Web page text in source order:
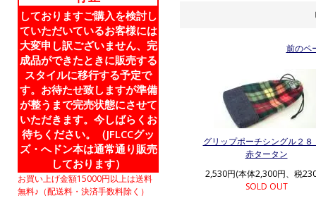
前のペ
グリップポーチシングル２８
赤タータン
2,530円(本体2,300円、税
SOLD OUT
しておりますご購入を検討し
ていただいているお客様には
大変申し訳ございません、完
成品ができたときに販売する
スタイルに移行する予定で
す。お待たせ致しますが準備
が整うまで完売状態にさせて
いただきます。今しばらくお
待ちください。（JFLCCグッ
ズ・へドン本は通常通り販売
しております）
お買い上げ金額15000円以上は送料
無料♪（配送料・決済手数料除く）